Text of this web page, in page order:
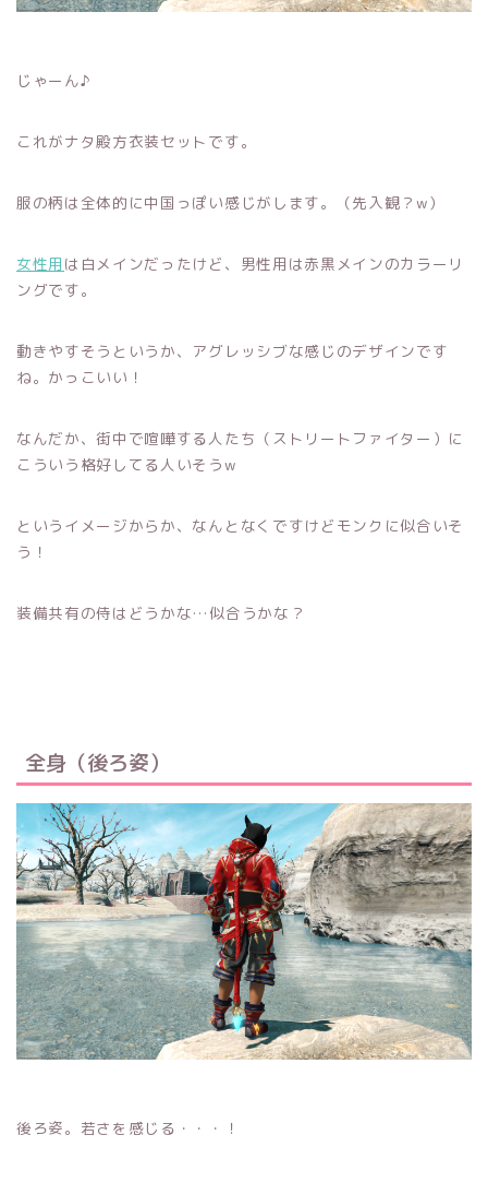
じゃーん♪
これがナタ殿方衣装セットです。
服の柄は全体的に中国っぽい感じがします。（先入観？w）
女性用 は白メインだったけど、男性用は赤黒メインのカラーリ
ングです。
動きやすそうというか、アグレッシブな感じのデザインです
ね。かっこいい！
なんだか、街中で喧嘩する人たち（ストリートファイター）に
こういう格好してる人いそうw
というイメージからか、なんとなくですけどモンクに似合いそ
う！
装備共有の侍はどうかな…似合うかな？
全身（後ろ姿）
後ろ姿。若さを感じる・・・！